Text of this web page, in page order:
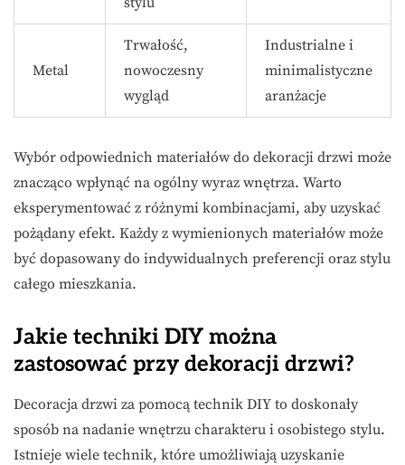
Metal
Trwałość,
nowoczesny
wygląd
Industrialne i
minimalistyczne
aranżacje
Wybór odpowiednich materiałów do dekoracji drzwi może
znacząco wpłynąć na ogólny wyraz wnętrza. Warto
eksperymentować z różnymi kombinacjami, aby uzyskać
pożądany efekt. Każdy z wymienionych materiałów może
być dopasowany do indywidualnych preferencji oraz stylu
całego mieszkania.
Jakie techniki DIY można
zastosować przy dekoracji drzwi?
Decoracja drzwi za pomocą technik DIY to doskonały
sposób na nadanie wnętrzu charakteru i osobistego stylu.
Istnieje wiele technik, które umożliwiają uzyskanie